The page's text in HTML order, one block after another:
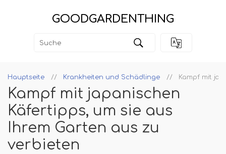
GOODGARDENTHING
Hauptseite Krankheiten und Schädlinge Kampf mit
Kampf mit japanischen
Käfertipps, um sie aus
Ihrem Garten aus zu
verbieten